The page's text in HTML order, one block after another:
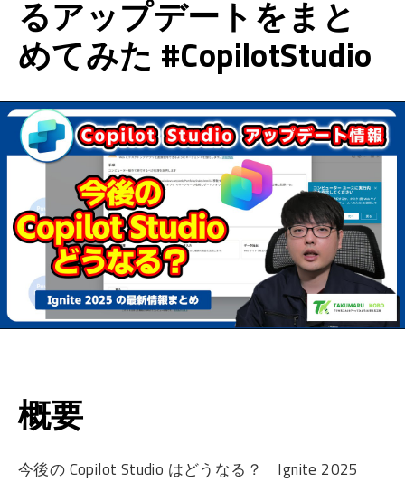
るアップデートをまと
めてみた #CopilotStudio
概要
今後の Copilot Studio はどうなる？ Ignite 2025